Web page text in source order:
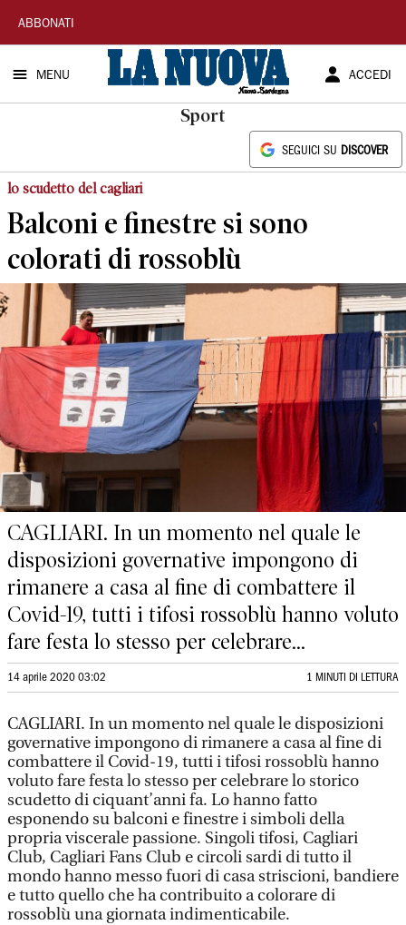
La
Nuova
Sardegna
ABBONATI
MENU ACCEDI
Sport
SEGUICI SU DISCOVER
lo scudetto del cagliari
Balconi e finestre si sono
colorati di rossoblù
CAGLIARI. In un momento nel quale le
disposizioni governative impongono di
rimanere a casa al fine di combattere il
Covid-19, tutti i tifosi rossoblù hanno voluto
fare festa lo stesso per celebrare...
14 aprile 2020 03:02 1 MINUTI DI LETTURA
CAGLIARI. In un momento nel quale le disposizioni
governative impongono di rimanere a casa al fine di
combattere il Covid-19, tutti i tifosi rossoblù hanno
voluto fare festa lo stesso per celebrare lo storico
scudetto di ciquant’anni fa. Lo hanno fatto
esponendo su balconi e finestre i simboli della
propria viscerale passione. Singoli tifosi, Cagliari
Club, Cagliari Fans Club e circoli sardi di tutto il
mondo hanno messo fuori di casa striscioni, bandiere
e tutto quello che ha contribuito a colorare di
rossoblù una giornata indimenticabile.